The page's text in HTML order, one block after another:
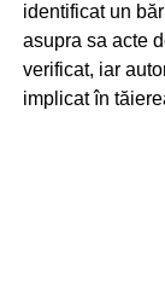
identificat un
asupra sa acte
verificat, iar
implicat în